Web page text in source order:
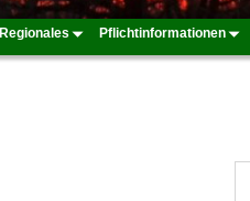
Regionales Pflichtinformationen